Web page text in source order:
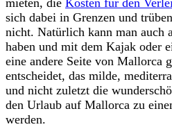
sich dabei in Grenzen und
nicht. Natürlich kann man auch
haben und mit dem Kajak oder
eine andere Seite von Mallorca
entscheidet, das milde,
und nicht zuletzt die
den Urlaub auf Mallorca zu
werden.